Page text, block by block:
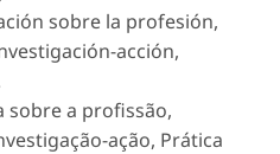
sobre la profesión,
acción,
sobre a profissão,
ação, Prática